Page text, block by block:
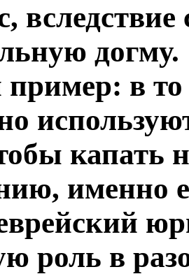
догму.
пример: в
капать
именно
роль в